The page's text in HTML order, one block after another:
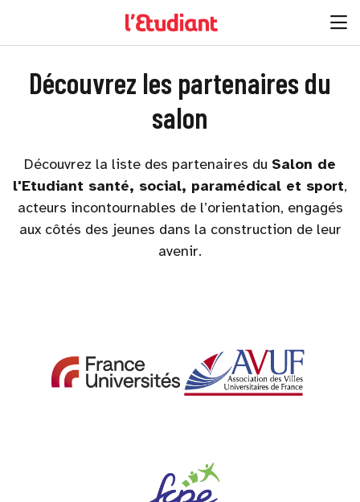
Découvrez les partenaires du
salon
Découvrez la liste des partenaires du Salon de
l'Etudiant santé, social, paramédical et sport,
acteurs incontournables de l’orientation, engagés
aux côtés des jeunes dans la construction de leur
avenir.